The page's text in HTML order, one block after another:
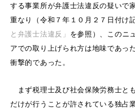
する事業所が弁護士法違反の疑いで
重なり（令和７年１０月２７日付け
と弁護士法違反」 を参照）、このニ
アでの取り上げられ方は地味であっ
衝撃的であった。
まず税理士及び社会保険労務士と
だけが行うことが許されている独占